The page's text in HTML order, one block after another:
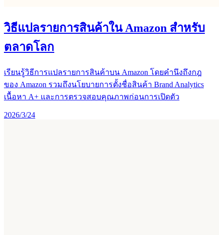
วิธีแปลรายการสินค้าใน Amazon สำหรับ
ตลาดโลก
เรียนรู้วิธีการแปลรายการสินค้าบน Amazon โดยคำนึงถึงกฎ
ของ Amazon รวมถึงนโยบายการตั้งชื่อสินค้า Brand Analytics
เนื้อหา A+ และการตรวจสอบคุณภาพก่อนการเปิดตัว
2026/3/24